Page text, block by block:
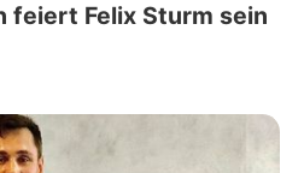
feiert Felix Sturm sein